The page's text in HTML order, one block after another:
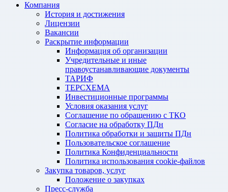
Компания
История и достижения
Лицензии
Вакансии
Раскрытие информации
Информация об организации
Учредительные и иные
правоустанавливающие документы
ТАРИФ
ТЕРСХЕМА
Инвестиционные программы
Условия оказания услуг
Соглашение по обращению с ТКО
Согласие на обработку ПДн
Политика обработки и защиты ПДн
Пользовательское соглашение
Политика Конфиденциальности
Политика использования cookie-файлов
Закупка товаров, услуг
Положение о закупках
Пресс-служба